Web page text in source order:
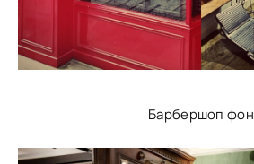
Барбершоп фон